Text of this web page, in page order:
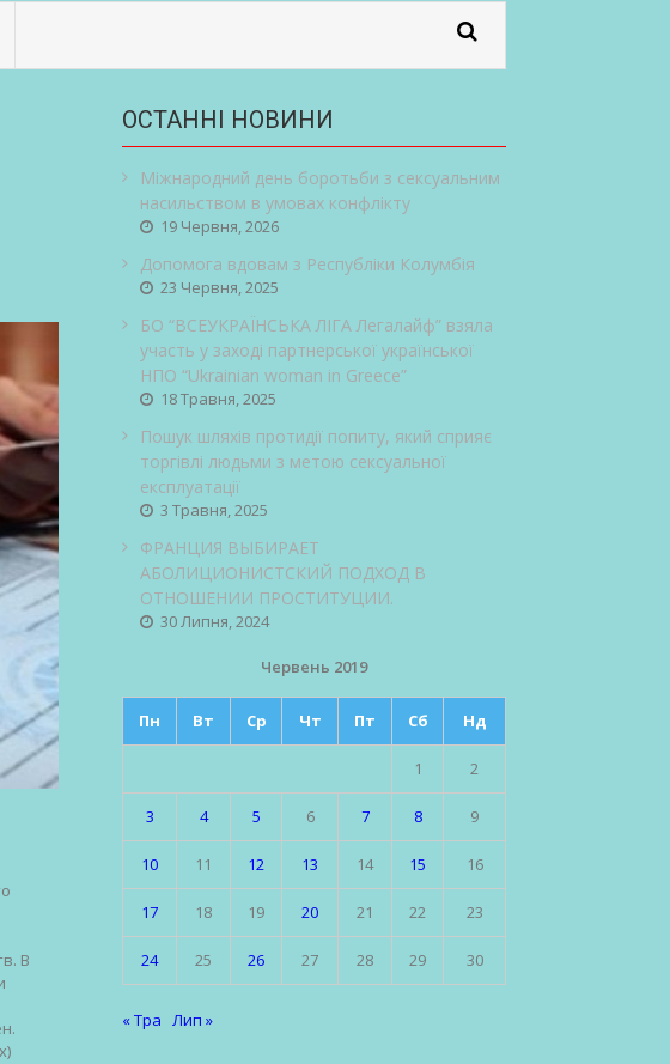
В
ОСТАННІ НОВИНИ
Міжнародний день боротьби з сексуальним
насильством в умовах конфлікту
19 Червня, 2026
Допомога вдовам з Республіки Колумбія
23 Червня, 2025
БО “ВСЕУКРАЇНСЬКА ЛІГА Легалайф” взяла
участь у заході партнерської української
НПО “Ukrainian woman in Greece”
18 Травня, 2025
Пошук шляхів протидії попиту, який сприяє
торгівлі людьми з метою сексуальної
експлуатації
3 Травня, 2025
ФРАНЦИЯ ВЫБИРАЕТ
АБОЛИЦИОНИСТСКИЙ ПОДХОД В
ОТНОШЕНИИ ПРОСТИТУЦИИ.
30 Липня, 2024
Червень 2019
Пн Вт Ср Чт Пт Сб Нд
1 2
3 4 5 6 7 8 9
10 11 12 13 14 15 16
17 18 19 20 21 22 23
24 25 26 27 28 29 30
« Тра Лип »